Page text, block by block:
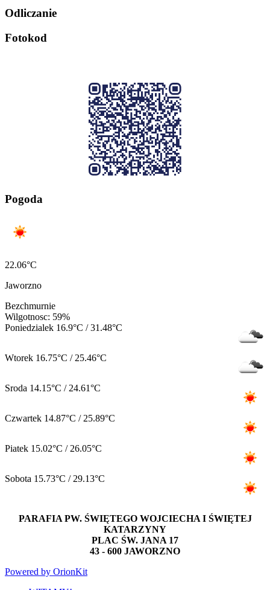
Odliczanie
Fotokod
Pogoda
22.06°C
Jaworzno
Bezchmurnie
Wilgotnosc: 59%
Poniedzialek 16.9°C / 31.48°C
Wtorek 16.75°C / 25.46°C
Sroda 14.15°C / 24.61°C
Czwartek 14.87°C / 25.89°C
Piatek 15.02°C / 26.05°C
Sobota 15.73°C / 29.13°C
PARAFIA PW. ŚWIĘTEGO WOJCIECHA I ŚWIĘTEJ
KATARZYNY
PLAC ŚW. JANA 17
43 - 600 JAWORZNO
Powered by OrionKit